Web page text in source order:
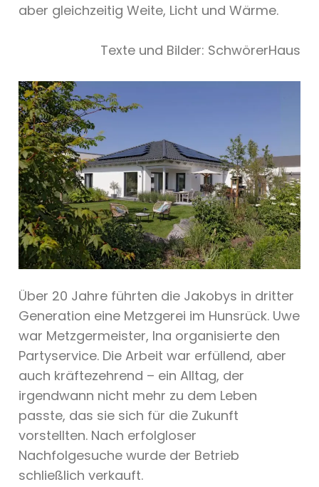
aber gleichzeitig Weite, Licht und Wärme.
Texte und Bilder: SchwörerHaus
Über 20 Jahre führten die Jakobys in dritter
Generation eine Metzgerei im Hunsrück. Uwe
war Metzgermeister, Ina organisierte den
Partyservice. Die Arbeit war erfüllend, aber
auch kräftezehrend – ein Alltag, der
irgendwann nicht mehr zu dem Leben
passte, das sie sich für die Zukunft
vorstellten. Nach erfolgloser
Nachfolgesuche wurde der Betrieb
schließlich verkauft.